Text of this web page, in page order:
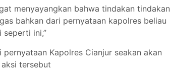
menyayangkan bahwa tindakan tindakan
bahkan dari pernyataan kapolres beliau
seperti ini,”
Kapolres Cianjur seakan akan
tersebut